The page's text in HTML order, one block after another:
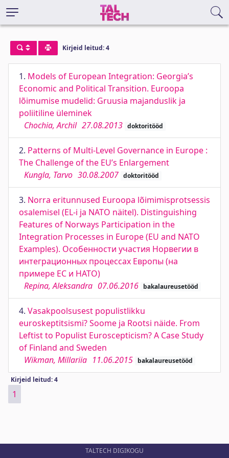
Kirjeid leitud: 4
1. Models of European Integration: Georgia’s
Economic and Political Transition. Euroopa
lõimumise mudelid: Gruusia majanduslik ja
poliitiline üleminek
Chochia, Archil 27.08.2013 doktoritööd
2. Patterns of Multi-Level Governance in Europe :
The Challenge of the EU’s Enlargement
Kungla, Tarvo 30.08.2007 doktoritööd
3. Norra eritunnused Euroopa lõimimisprotsessis
osalemisel (EL-i ja NATO näitel). Distinguishing
Features of Norways Participation in the
Integration Processes in Europe (EU and NATO
Examples). Особенности участия Норвегии в
интеграционных процессах Европы (на
примере ЕС и НАТО)
Repina, Aleksandra 07.06.2016 bakalaureusetööd
4. Vasakpoolsusest populistlikku
euroskeptitsismi? Soome ja Rootsi näide. From
Leftist to Populist Euroscepticism? A Case Study
of Finland and Sweden
Wikman, Millariia 11.06.2015 bakalaureusetööd
Kirjeid leitud: 4
1
TALTECH DIGIKOGU